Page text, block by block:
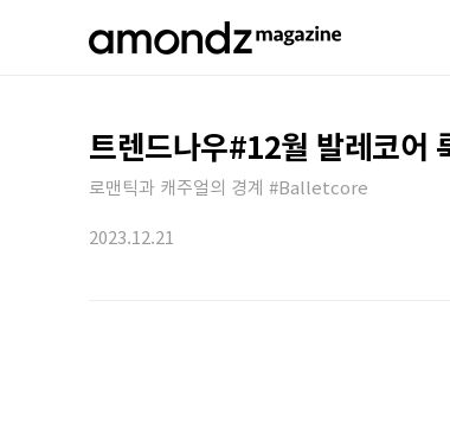
트렌드나우#12월 발레코어
로맨틱과 캐주얼의 경계 #Balletcore
2023.12.21